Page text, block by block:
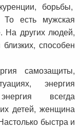
борьбы,
То есть мужская
На других людей,
способен
самозащиты,
энергия
всегда
детей, женщина
быстра и